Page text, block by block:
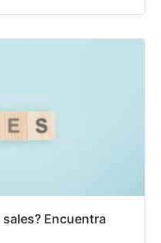
Encuentra